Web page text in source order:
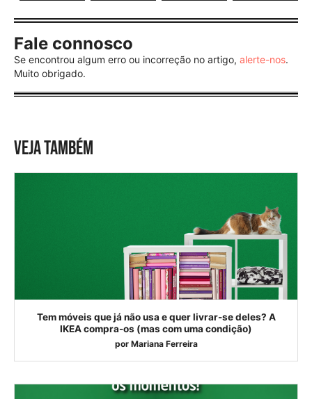
Fale connosco
Se encontrou algum erro ou incorreção no artigo, alerte-nos.
Muito obrigado.
VEJA TAMBÉM
Tem móveis que já não usa e quer livrar-se deles? A
IKEA compra-os (mas com uma condição)
por Mariana Ferreira